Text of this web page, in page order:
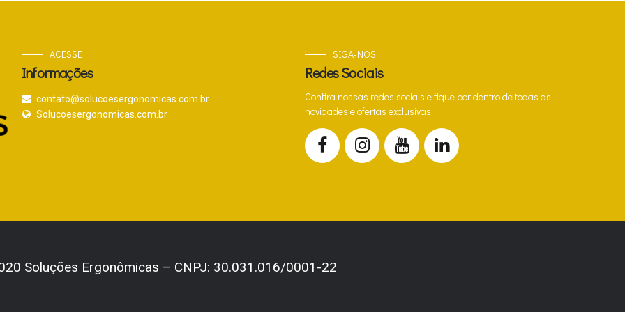
ACESSE
Informações
contato@solucoesergonomicas.com.br
Solucoesergonomicas.com.br
SIGA-NOS
Redes Sociais
Confira nossas redes sociais e fique por dentro de todas as
novidades e ofertas exclusivas.
Soluções Ergonômicas – CNPJ: 30.031.016/0001-22